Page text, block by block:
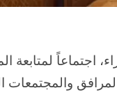
اجتماعاً لمتابعة
والمجتمعات